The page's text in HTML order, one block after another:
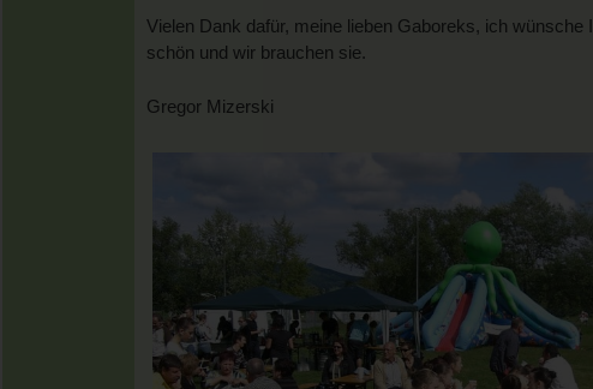
Vielen Dank dafür, meine lieben Gaboreks, ich
schön und wir brauchen sie.
Gregor Mizerski